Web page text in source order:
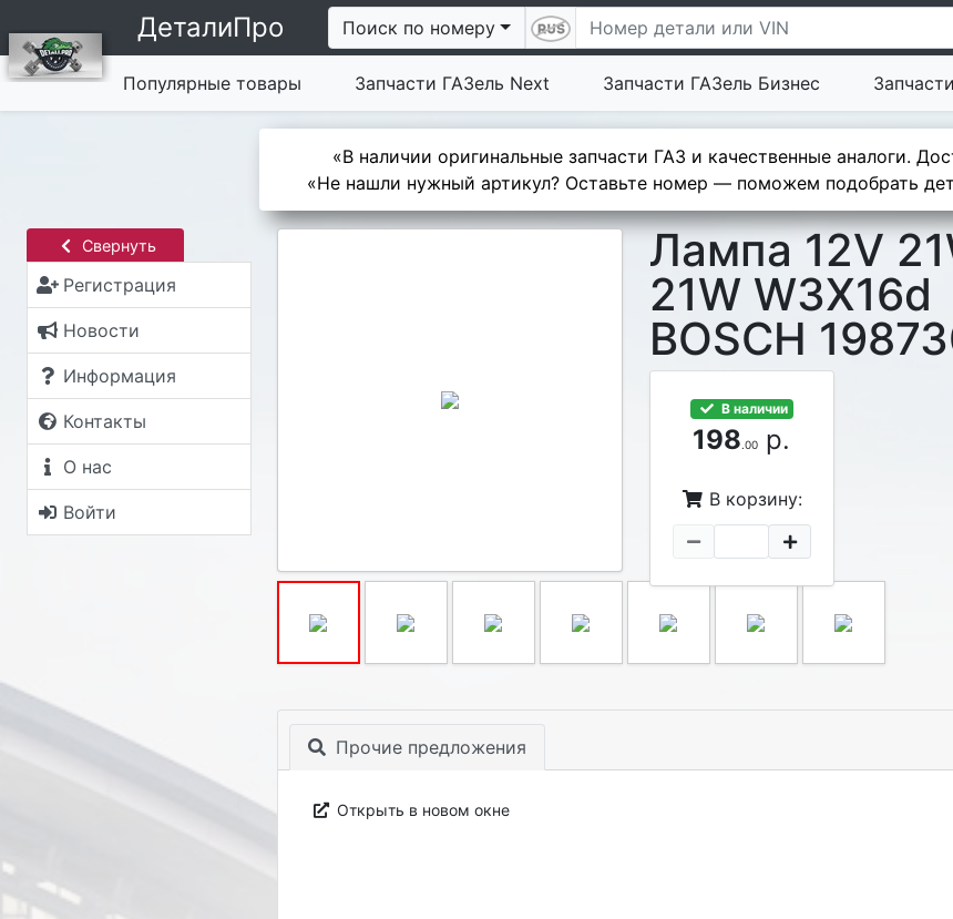
ДеталиПро Поиск по номеру
Популярные товары Запчасти ГАЗель Next Запчасти ГАЗель Бизнес
«В наличии оригинальные запчасти ГАЗ и качественные аналоги.
«Не нашли нужный артикул? Оставьте номер — поможем подобрать
Свернуть
Регистрация
Новости
Информация
Контакты
О нас
Войти
Лампа 12V
21W W3X16d
BOSCH
В наличии
198.00 р.
В корзину:
Прочие предложения
Открыть в новом окне